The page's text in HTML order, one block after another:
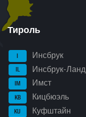
Тироль
I Инсбрук
IL Инсбрук-Ланд
IM Имст
KB Кицбюэль
KU Куфштайн